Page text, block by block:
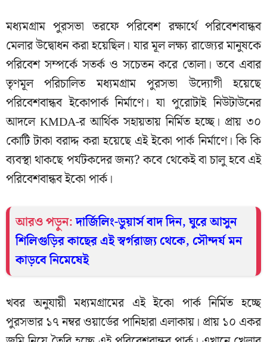
মধ্যমগ্রাম পুরসভা তরফে পরিবেশ রক্ষার্থে পরিবেশবান্ধব
মেলার উদ্বোধন করা হয়েছিল। যার মূল লক্ষ্য রাজ্যের মানুষকে
পরিবেশ সম্পর্কে সতর্ক ও সচেতন করে তোলা। তবে এবার
তৃণমূল পরিচালিত মধ্যমগ্রাম পুরসভা উদ্যোগী হয়েছে
পরিবেশবান্ধব ইকোপার্ক নির্মাণে। যা পুরোটাই নিউটাউনের
আদলে KMDA-র আর্থিক সহায়তায় নির্মিত হচ্ছে। প্রায় ৩০
কোটি টাকা বরাদ্দ করা হয়েছে এই ইকো পার্ক নির্মাণে। কি কি
ব্যবস্থা থাকছে পর্যটকদের জন্য? কবে থেকেই বা চালু হবে এই
পরিবেশবান্ধব ইকো পার্ক।
আরও পড়ুন:দার্জিলিং-ডুয়ার্স বাদ দিন, ঘুরে আসুন
শিলিগুড়ির কাছের এই স্বর্গরাজ্য থেকে, সৌন্দর্য মন
কাড়বে নিমেষেই
খবর অনুযায়ী মধ্যমগ্রামের এই ইকো পার্ক নির্মিত হচ্ছে
পুরসভার ১৭ নম্বর ওয়ার্ডের পানিহারা এলাকায়। প্রায় ১০ একর